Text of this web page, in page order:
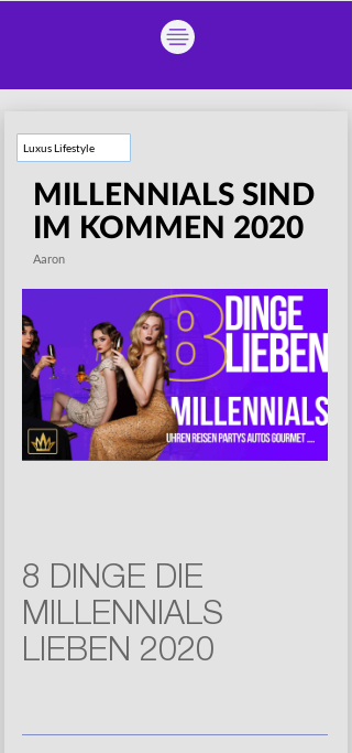
Luxus Lifestyle
MILLENNIALS SIND
IM KOMMEN 2020
Aaron
8 DINGE DIE
MILLENNIALS
LIEBEN 2020